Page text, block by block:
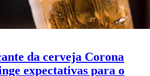
da cerveja Corona
expectativas para o